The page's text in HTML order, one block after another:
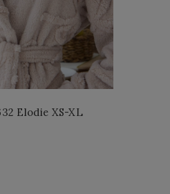
Elodie XS-XL